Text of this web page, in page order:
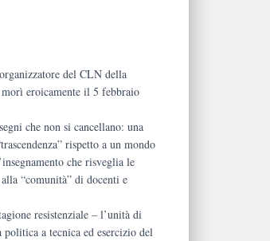
del CLN della
eroicamente il 5 febbraio
che non si cancellano: una
rispetto a un mondo
che risveglia le
“comunità” di docenti e
resistenziale – l’unità di
a tecnica ed esercizio del